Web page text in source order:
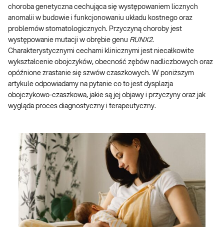
choroba genetyczna cechująca się występowaniem licznych
anomalii w budowie i funkcjonowaniu układu kostnego oraz
problemów stomatologicznych. Przyczyną choroby jest
występowanie mutacji w obrębie genu RUNX2.
Charakterystycznymi cechami klinicznymi jest niecałkowite
wykształcenie obojczyków, obecność zębów nadliczbowych oraz
opóźnione zrastanie się szwów czaszkowych. W poniższym
artykule odpowiadamy na pytanie co to jest dysplazja
obojczykowo-czaszkowa, jakie są jej objawy i przyczyny oraz jak
wygląda proces diagnostyczny i terapeutyczny.